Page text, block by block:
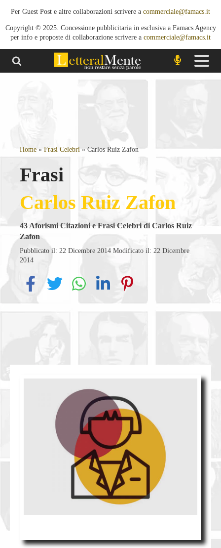
Per Guest Post e altre collaborazioni scrivere a commerciale@famacs.it
Copyright © 2025. Concessione pubblicitaria in esclusiva a Famacs Agency
per info e proposte di collaborazione scrivere a commerciale@famacs.it
Home » Frasi Celebri »Carlos Ruiz Zafon
Frasi
Carlos Ruiz Zafon
43 Aforismi Citazioni e Frasi Celebri di Carlos Ruiz
Zafon
Pubblicato il: 22 Dicembre 2014 Modificato il: 22 Dicembre
2014